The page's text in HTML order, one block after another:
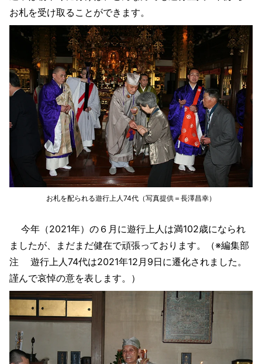
お札を受け取ることができます。
お札を配られる遊行上人74代（写真提供＝長澤昌幸）
今年（2021年）の６月に遊行上人は満102歳になられ
ましたが、まだまだ健在で頑張っております。（※編集部
注 遊行上人74代は2021年12月9日に遷化されました。
謹んで哀悼の意を表します。）